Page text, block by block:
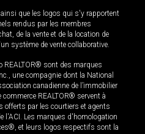
que les logos qui s'y rapportent
rendus par les membres
de la vente et de la location de
système de vente collaborative.
REALTOR® sont des marques
une compagnie dont la National
canadienne de l’immobilier
REALTOR® servent à
par les courtiers et agents
l'ACI. Les marques d'homologation
et leurs logos respectifs sont la